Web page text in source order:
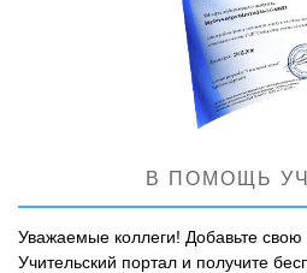
В ПОМОЩЬ
Уважаемые коллеги! Добавьте
Учительский портал и получите